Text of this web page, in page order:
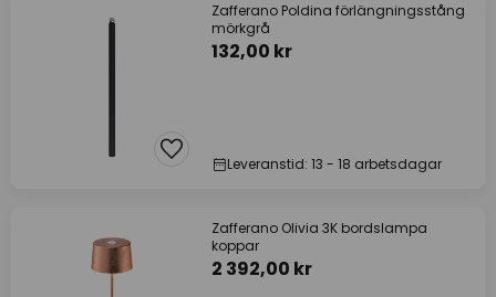
Zafferano Poldina förlängningsstång
mörkgrå
132,00 kr
Leveranstid: 13 - 18 arbetsdagar
Zafferano Olivia 3K bordslampa
koppar
2 392,00 kr